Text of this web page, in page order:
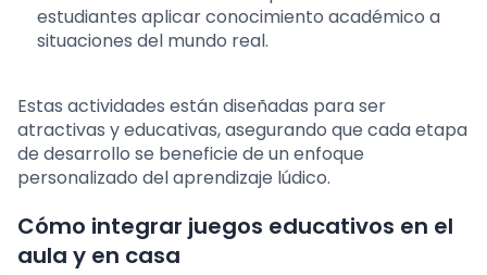
estudiantes aplicar conocimiento académico a
situaciones del mundo real.
Estas actividades están diseñadas para ser
atractivas y educativas, asegurando que cada etapa
de desarrollo se beneficie de un enfoque
personalizado del aprendizaje lúdico.
Cómo integrar juegos educativos en el
aula y en casa